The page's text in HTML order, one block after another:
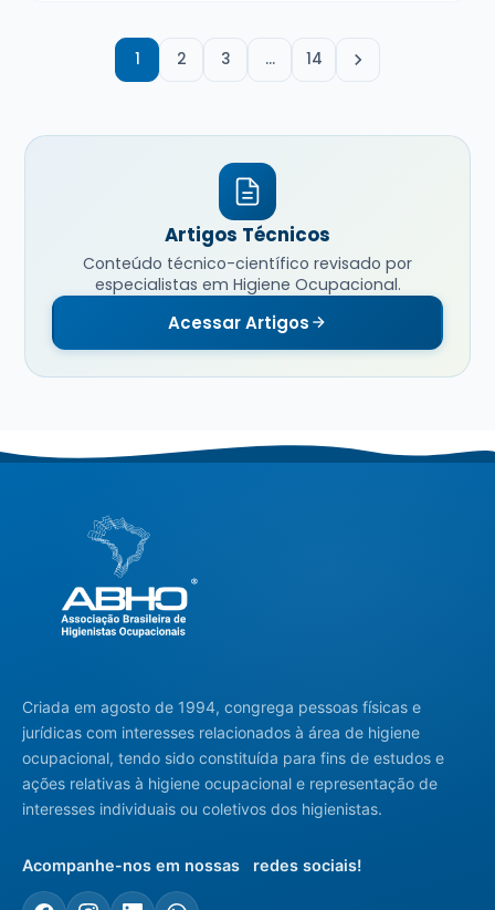
1 2 3 … 14
Artigos Técnicos
Conteúdo técnico-científico revisado por
especialistas em Higiene Ocupacional.
Acessar Artigos
Criada em agosto de 1994, congrega pessoas físicas e
jurídicas com interesses relacionados à área de higiene
ocupacional, tendo sido constituída para fins de estudos e
ações relativas à higiene ocupacional e representação de
interesses individuais ou coletivos dos higienistas.
Acompanhe-nos em nossas redes sociais!